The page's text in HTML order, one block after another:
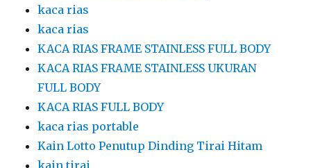
kaca rias
kaca rias
KACA RIAS FRAME STAINLESS FULL BODY
KACA RIAS FRAME STAINLESS UKURAN
FULL BODY
KACA RIAS FULL BODY
kaca rias portable
Kain Lotto Penutup Dinding Tirai Hitam